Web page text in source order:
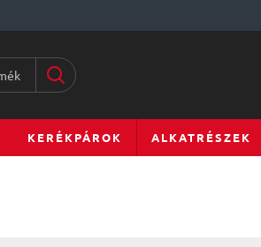
KERÉKPÁROK ALKATRÉSZEK